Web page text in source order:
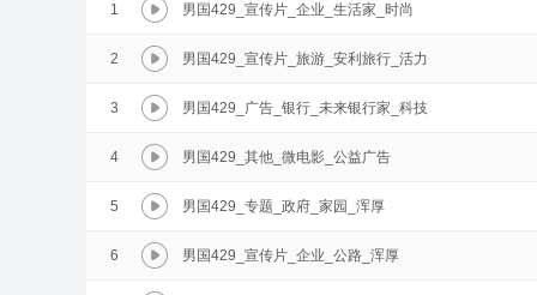
1 男国429_宣传片_企业_生活家_时尚
2 男国429_宣传片_旅游_安利旅行_活力
3 男国429_广告_银行_未来银行家_科技
4 男国429_其他_微电影_公益广告
5 男国429_专题_政府_家园_浑厚
6 男国429_宣传片_企业_公路_浑厚